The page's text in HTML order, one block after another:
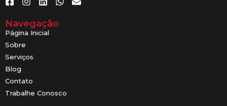
Navegação
Página Inicial
Sobre
Serviços
Blog
Contato
Trabalhe Conosco